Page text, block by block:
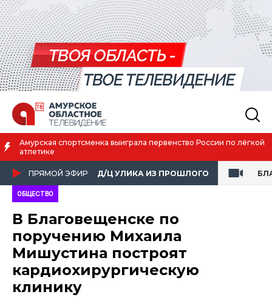
лёгкой
Благовещенск вошёл в число городов с наилучшим
ПРЯМОЙ ЭФИР Д/Ц УЛИКА ИЗ ПРОШЛОГО
ОБЩЕСТВО
В Благовещенске по
поручению Михаила
Мишустина построят
кардиохирургическую
клинику